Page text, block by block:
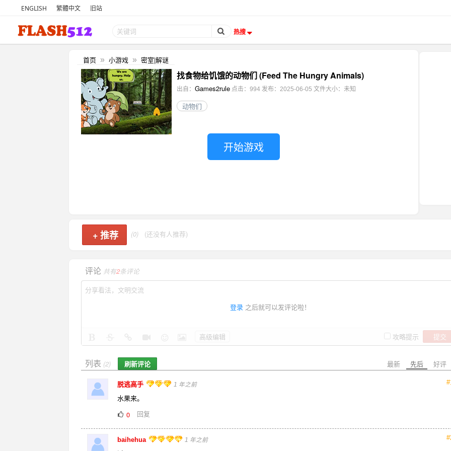
ENGLISH 繁體中文 旧站
热搜
首页 » 小游戏 » 密室|解谜
找食物给饥饿的动物们 (Feed The Hungry Animals)
出自： Games2rule 点击：994 发布：2025-06-05 文件大小：未知
动物们
开始游戏
+ 推荐 (0) (还没有人推荐)
评论 共有2条评论
登录 之后就可以发评论啦！
攻略提示 提交
高级编辑
最新 先后 好评
列表 (2) 刷新评论
脱逃高手 1 年之前
水果来。
0
回复
baihehua 1 年之前